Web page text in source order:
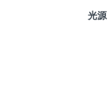
光源